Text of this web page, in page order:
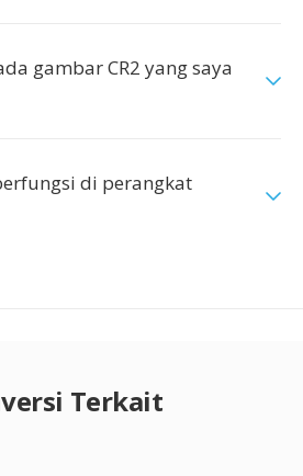
gambar CR2 yang saya
di perangkat
Terkait